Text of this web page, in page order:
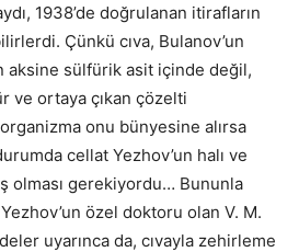
1938’de doğrulanan itirafların
Çünkü cıva, Bulanov’un
aksine sülfürik asit içinde değil,
ve ortaya çıkan çözelti
onu bünyesine alırsa
cellat Yezhov’un halı ve
olması gerekiyordu… Bununla
özel doktoru olan V. M.
uyarınca da, cıvayla zehirleme